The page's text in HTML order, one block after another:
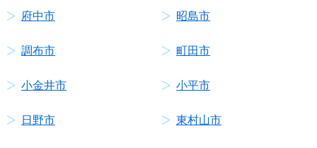
府中市 昭島市
調布市 町田市
小金井市 小平市
日野市 東村山市